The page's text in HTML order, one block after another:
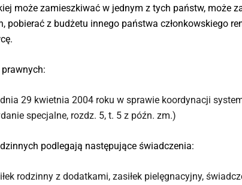
może zamieszkiwać w jednym z tych państw, może
z budżetu innego państwa członkowskiego
29 kwietnia 2004 roku w sprawie koordynacji
specjalne, rozdz. 5, t. 5 z późn. zm.)
podlegają następujące świadczenia:
rodzinny z dodatkami, zasiłek pielęgnacyjny,